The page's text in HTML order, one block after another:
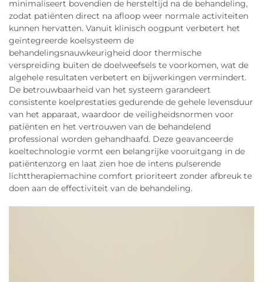
minimaliseert bovendien de hersteltijd na de behandeling,
zodat patiënten direct na afloop weer normale activiteiten
kunnen hervatten. Vanuit klinisch oogpunt verbetert het
geïntegreerde koelsysteem de
behandelingsnauwkeurigheid door thermische
verspreiding buiten de doelweefsels te voorkomen, wat de
algehele resultaten verbetert en bijwerkingen vermindert.
De betrouwbaarheid van het systeem garandeert
consistente koelprestaties gedurende de gehele levensduur
van het apparaat, waardoor de veiligheidsnormen voor
patiënten en het vertrouwen van de behandelend
professional worden gehandhaafd. Deze geavanceerde
koeltechnologie vormt een belangrijke vooruitgang in de
patiëntenzorg en laat zien hoe de intens pulserende
lichttherapiemachine comfort prioriteert zonder afbreuk te
doen aan de effectiviteit van de behandeling.